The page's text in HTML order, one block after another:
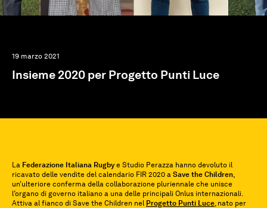
19 marzo 2021
Insieme 2020 per Progetto Punti Luce
La Federazione Italiana Rugbye Studio Perazza hanno devoluto il
ricavato delle vendite del calendario FIR 2020 a Save the Children,
un’ulteriore conferma della collaborazione pluriennale che unisce
l’organo di governo italiano a una delle principali Onlus internazionali.
Attiva al fianco di Save the Children nel Progetto Punti Luce, nato per